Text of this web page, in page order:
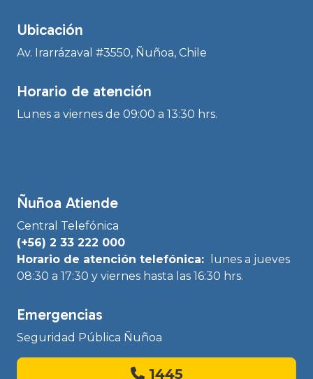
Ubicación
Av. Irarrázaval #3550, Ñuñoa, Chile
Horario de atención
Lunes a viernes de 09:00 a 13:30 hrs.
Ñuñoa Atiende
Central Telefónica
(+56) 2 33 222 000
Horario de atención telefónica:
lunes a jueves
08:30 a 17:30 y viernes hasta las 16:30 hrs.
Emergencias
Seguridad Pública Ñuñoa
1445